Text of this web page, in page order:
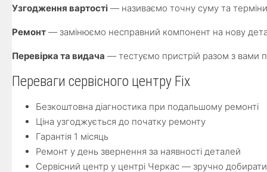
Узгодження вартості — називаємо точну суму та
Ремонт — замінюємо несправний компонент на нову
Перевірка та видача — тестуємо пристрій разом з вами
Переваги сервісного центру Fix
Безкоштовна діагностика при подальшому ремонті
Ціна узгоджується до початку ремонту
Гарантія 1 місяць
Ремонт у день звернення за наявності деталей
Сервісний центр у центрі Черкас — зручно